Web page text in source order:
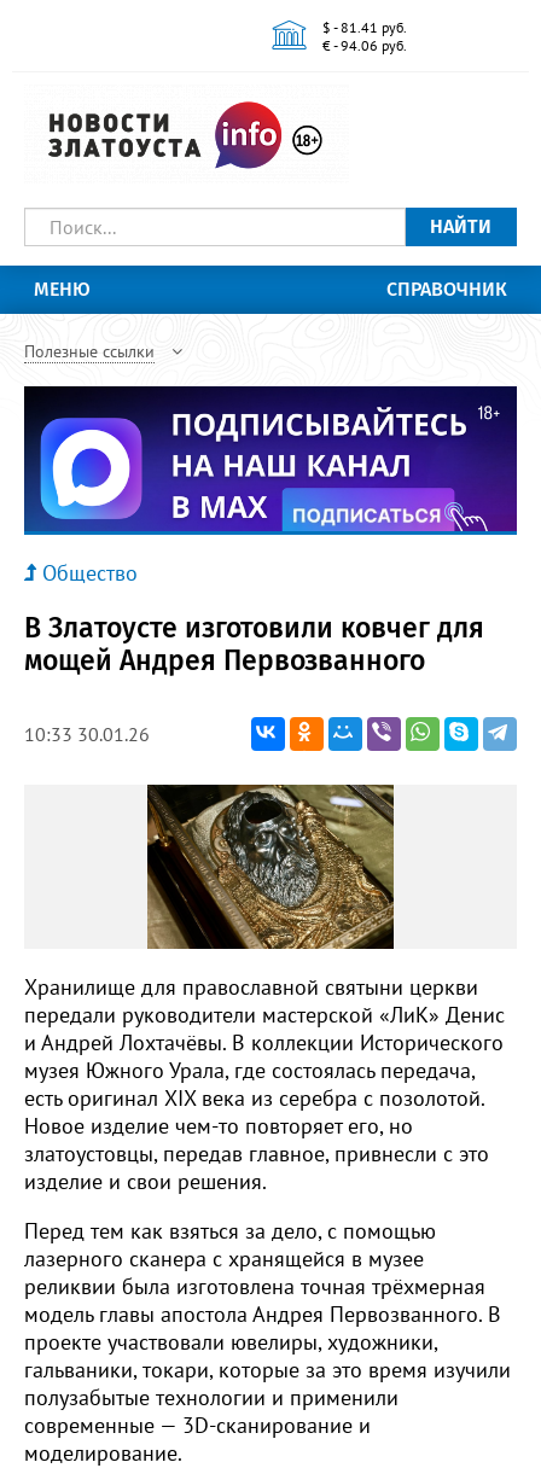
$ - 81.41 руб.
€ - 94.06 руб.
НАЙТИ
МЕНЮ СПРАВОЧНИК
Полезные ссылки
Общество
В Златоусте изготовили ковчег для
мощей Андрея Первозванного
10:33 30.01.26
Хранилище для православной святыни церкви
передали руководители мастерской «ЛиК» Денис
и Андрей Лохтачёвы. В коллекции Исторического
музея Южного Урала, где состоялась передача,
есть оригинал XIX века из серебра с позолотой.
Новое изделие чем-то повторяет его, но
златоустовцы, передав главное, привнесли с это
изделие и свои решения.
Перед тем как взяться за дело, с помощью
лазерного сканера с хранящейся в музее
реликвии была изготовлена точная трёхмерная
модель главы апостола Андрея Первозванного. В
проекте участвовали ювелиры, художники,
гальваники, токари, которые за это время изучили
полузабытые технологии и применили
современные — 3D-сканирование и
моделирование.